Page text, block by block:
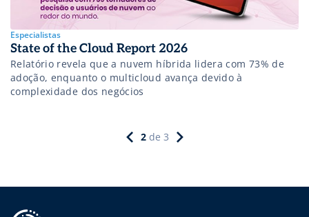
Especialistas
State of the Cloud Report 2026
Relatório revela que a nuvem híbrida lidera com 73% de
adoção, enquanto o multicloud avança devido à
complexidade dos negócios
2 de 3